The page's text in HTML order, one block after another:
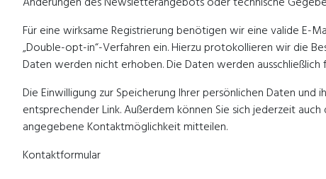
Für eine wirksame Registrierung benötigen wir eine valide E-
„Double-opt-in“-Verfahren ein. Hierzu protokollieren wir die
Daten werden nicht erhoben. Die Daten werden
Die Einwilligung zur Speicherung Ihrer persönlichen Daten
entsprechender Link. Außerdem können Sie sich jederzeit
angegebene Kontaktmöglichkeit mitteilen.
Kontaktformular